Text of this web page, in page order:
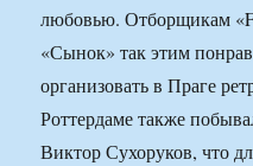
любовью. Отборщикам
«Сынок» так этим
организовать в Праге
Роттердаме также
Виктор Сухоруков, что